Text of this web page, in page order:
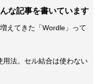
な記事を書いています
えてきた「Wordle」って
用法。セル結合は使わない